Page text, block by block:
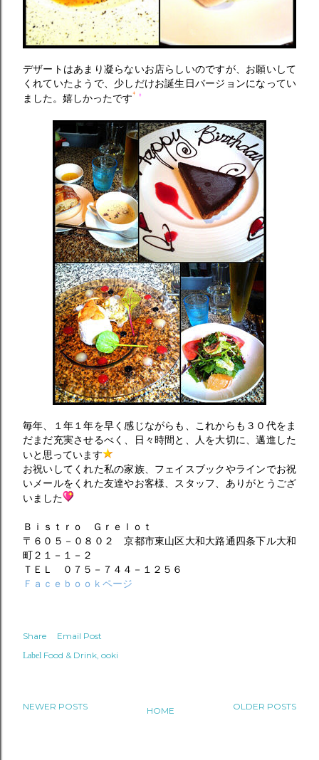
デザートはあまり凝らないお店らしいのですが、お願いして
くれていたようで、少しだけお誕生日バージョンになってい
ました。嬉しかったです
毎年、１年１年を早く感じながらも、これからも３０代をま
だまだ充実させるべく、日々時間と、人を大切に、邁進した
いと思っています
お祝いしてくれた私の家族、フェイスブックやラインでお祝
いメールをくれた友達やお客様、スタッフ、ありがとうござ
いました
Ｂｉｓｔｒｏ Ｇｒｅｌｏｔ
〒６０５－０８０２ 京都市東山区大和大路通四条下ル大和
町２１－１－２
ＴＥＬ ０７５－７４４－１２５６
Ｆａｃｅｂｏｏｋページ
Share Email Post
Label Food & Drink ooki
NEWER POSTS OLDER POSTS
HOME